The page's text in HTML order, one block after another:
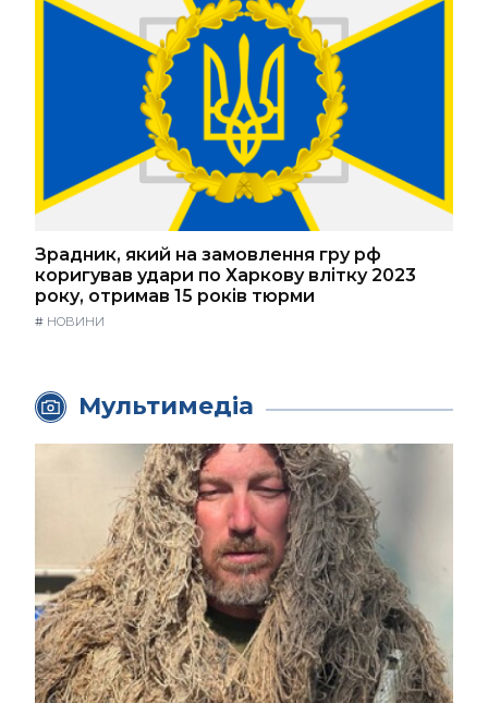
Зрадник, який на замовлення гру рф
коригував удари по Харкову влітку 2023
року, отримав 15 років тюрми
# НОВИНИ
Мультимедіа